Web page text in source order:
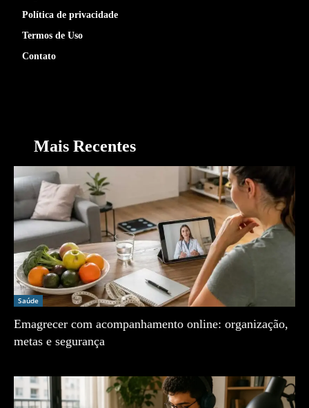
Política de privacidade
Termos de Uso
Contato
Mais Recentes
Saúde
Emagrecer com acompanhamento online: organização,
metas e segurança